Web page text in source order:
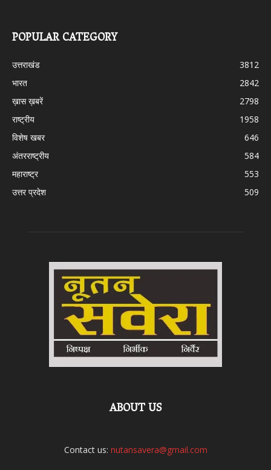
POPULAR CATEGORY
उत्तराखंड
3812
भारत
2842
ख़ास ख़बरें
2798
राष्ट्रीय
1958
विशेष खबर
646
अंतरराष्ट्रीय
584
महाराष्ट्र
553
उत्तर प्रदेश
509
ABOUT US
Contact us: nutansavera@gmail.com